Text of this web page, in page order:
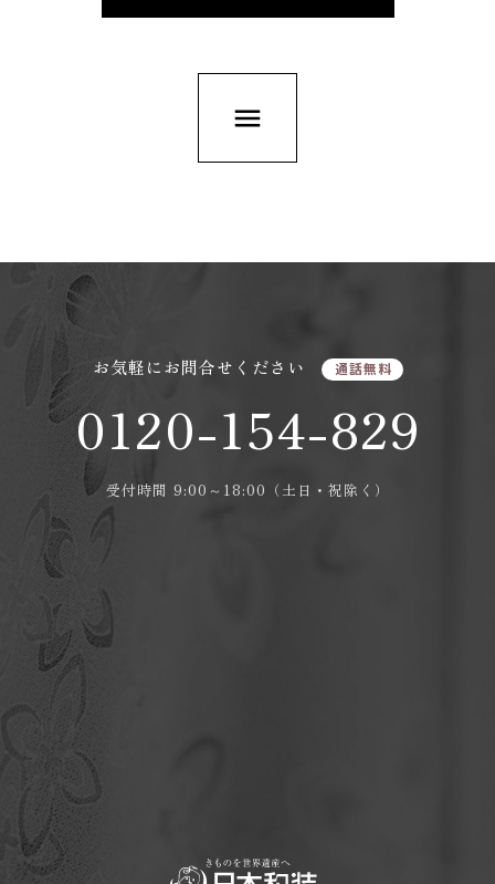
menu
お気軽にお問合せください 通話無料
0120-154-829
受付時間 9:00～18:00（土日・祝除く）